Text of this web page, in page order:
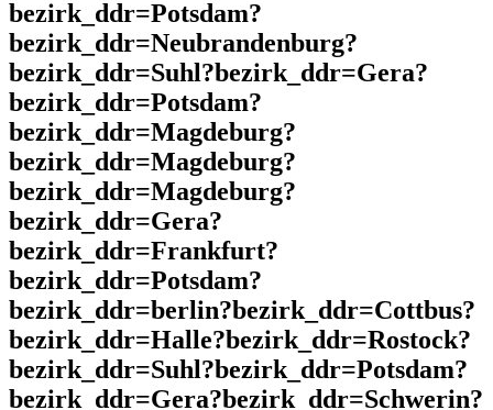
bezirk_ddr=Potsdam?
bezirk_ddr=Neubrandenburg?
bezirk_ddr=Suhl?bezirk_ddr=Gera?
bezirk_ddr=Potsdam?
bezirk_ddr=Magdeburg?
bezirk_ddr=Magdeburg?
bezirk_ddr=Magdeburg?
bezirk_ddr=Gera?
bezirk_ddr=Frankfurt?
bezirk_ddr=Potsdam?
bezirk_ddr=berlin?bezirk_ddr=Cottbus?
bezirk_ddr=Halle?bezirk_ddr=Rostock?
bezirk_ddr=Suhl?bezirk_ddr=Potsdam?
bezirk_ddr=Gera?bezirk_ddr=Schwerin?